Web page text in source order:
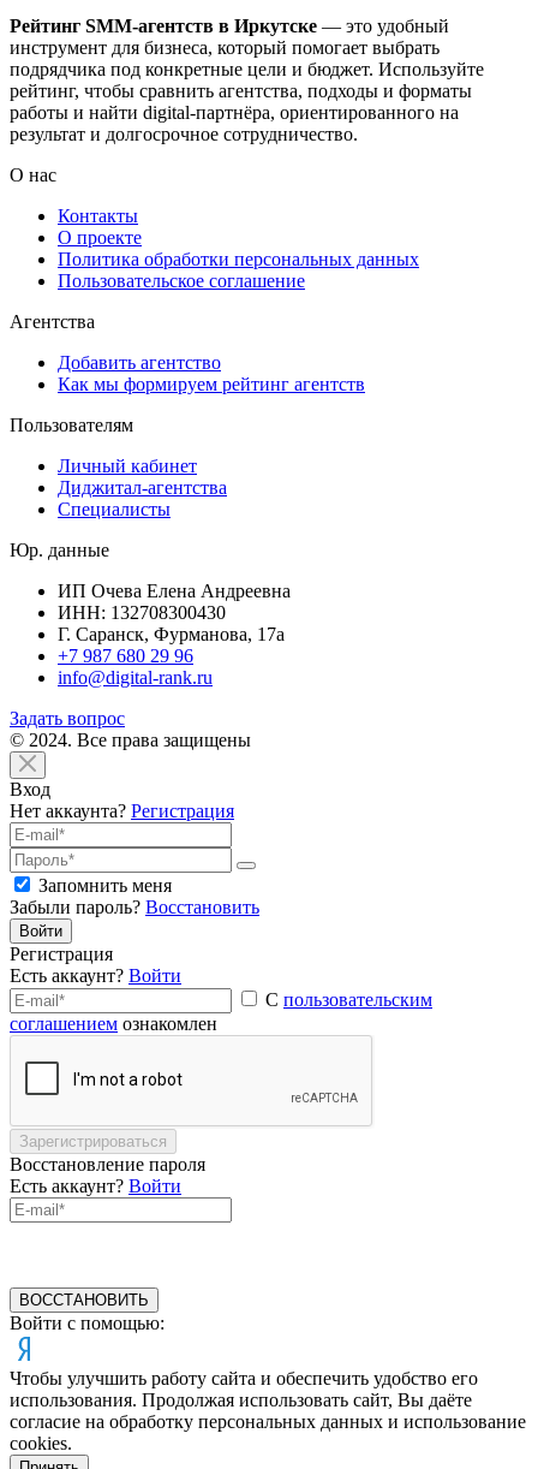
Рейтинг SMM‑агентств в Иркутске — это удобный
инструмент для бизнеса, который помогает выбрать
подрядчика под конкретные цели и бюджет. Используйте
рейтинг, чтобы сравнить агентства, подходы и форматы
работы и найти digital-партнёра, ориентированного на
результат и долгосрочное сотрудничество.
О нас
Контакты
О проекте
Политика обработки персональных данных
Пользовательское соглашение
Агентства
Добавить агентство
Как мы формируем рейтинг агентств
Пользователям
Личный кабинет
Диджитал-агентства
Специалисты
Юр. данные
ИП Очева Елена Андреевна
ИНН: 132708300430
Г. Саранск, Фурманова, 17а
+7 987 680 29 96
info@digital-rank.ru
Задать вопрос
© 2024. Все права защищены
Вход
Нет аккаунта? Регистрация
Запомнить меня
Забыли пароль? Восстановить
Войти
Регистрация
Есть аккаунт? Войти
С пользовательским
соглашением ознакомлен
Зарегистрироваться
Восстановление пароля
Есть аккаунт? Войти
ВОССТАНОВИТЬ
Войти с помощью:
Чтобы улучшить работу сайта и обеспечить удобство его
использования. Продолжая использовать сайт, Вы даёте
согласие на обработку персональных данных и использование
cookies.